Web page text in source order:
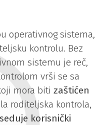
operativnog sistema,
kontrolu. Bez
sistemu je reč,
vrši se sa
mora biti zaštićen
roditeljska kontrola,
korisnički